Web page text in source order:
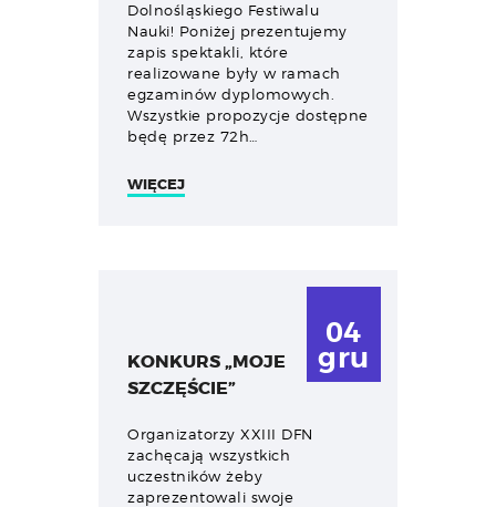
Dolnośląskiego Festiwalu
Nauki! Poniżej prezentujemy
zapis spektakli, które
realizowane były w ramach
egzaminów dyplomowych.
Wszystkie propozycje dostępne
będę przez 72h…
WIĘCEJ
04
gru
KONKURS „MOJE
SZCZĘŚCIE”
Organizatorzy XXIII DFN
zachęcają wszystkich
uczestników żeby
zaprezentowali swoje